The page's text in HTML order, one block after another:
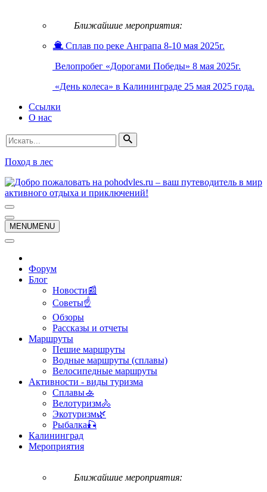
Ближайшие мероприятия:
Сплав по реке Анграпа 8-10 мая 2025г.
Велопробег «Дорогами Победы» 8 мая 2025г.
«День колеса» в Калининграде 25 мая 2025 года.
Ссылки
О нас
Искать...
Поход в лес
Меню
навигации
Меню
навигации
MENUMENU
Форум
Блог
Новости📰
Советы☝
Обзоры
Рассказы и отчеты
Маршруты
Пешие маршруты
Водные маршруты (сплавы)
Велосипедные маршруты
Активности - виды туризма
Сплавы🚣
Велотуризм🚴
Экотуризм🌿
Рыбалка🎣
Калининград
Мероприятия
Ближайшие мероприятия: